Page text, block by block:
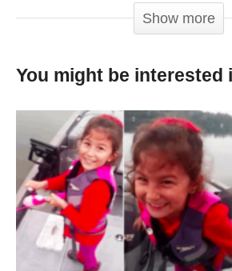
μπάλα του bowling πέφτει από 45
ένα τσεκούρι. Ποιο από τα δυο
πειράματος που ακολουθεί σε αργή
tilestwra.com
Show more
You might be interested